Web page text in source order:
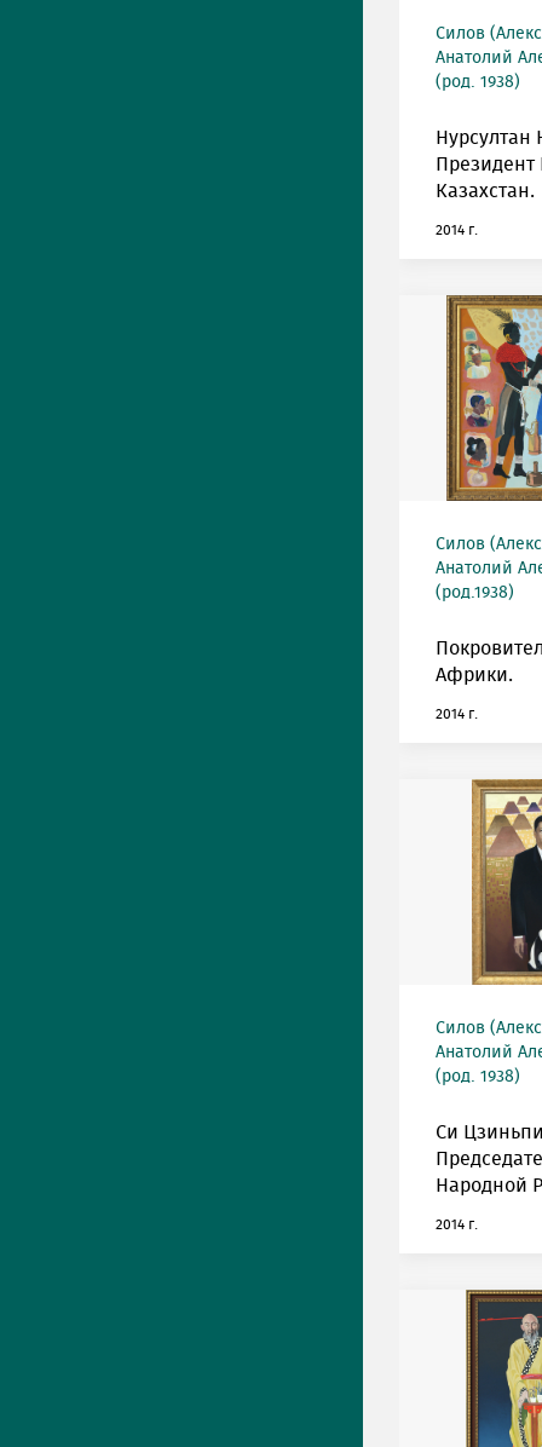
Силов
Анатолий
(род. 1938)
Нурсултан
Президент
Казахстан.
2014 г.
Силов
Анатолий
(род.1938)
Африки.
2014 г.
Силов
Анатолий
(род. 1938)
Си
Народной
2014 г.